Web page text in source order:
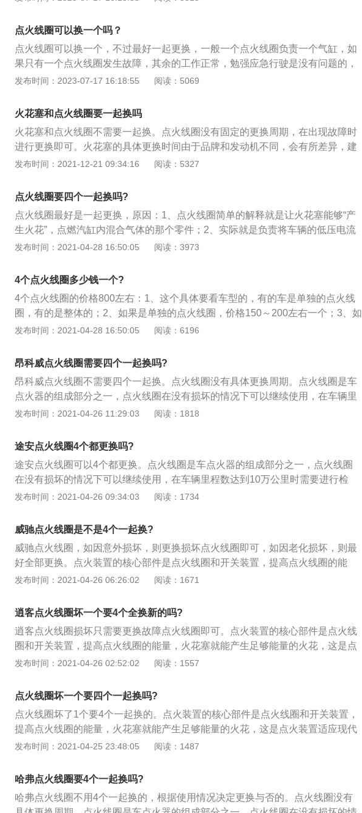
螺栓将点火线圈固定牢靠，并插上各气缸对应的点火线圈插头，将插口插销向内
推至锁止位置。6、安装完成后测试点火线圈是否正常工作，如一切正常，将发
动机罩装回发动机即可完成。
产生较强的磁场，铁芯储存磁场能；2、当开关装置使初级线圈电路断开时，初
级线圈的磁场迅速衰减，次级线圈会感应出较高的电压；3、初级线圈的磁场消
失速度越快，电流断开瞬间的电流越大，两个线圈的匝比越大，则次级线圈感应
出来的电压越高。
点火线圈可以换一个吗？
点火线圈可以换一个，不过最好一起更换，一般一个点火线圈负责一个气缸，如
果只有一个点火线圈发生故障，其余的工作正常，勉强应急行驶是没有问题的，
但对车的发动机、机座和连接部件等都非常不利，如果再有一个点火线圈罢工，
低压电变成高电压，是由于有与普通变压器相同的形式，初级线圈与次级线圈的
匝数比大。点火线圈工作方式却与普通变压器不一样，普通变压器是连续工作
的，点火线圈则是断续工作的，其根据发动机不同的转速以不同的频率反复进行
储能及放能。
发布时间：2023-07-17 16:18:55 阅读：5069
火花塞和点火线圈要一起换吗
火花塞和点火线圈不需要一起换。点火线圈没有固定的更换周期，在出现故障时
进行更换即可。火花塞的具体更换时间由于品牌和发动机不同，会有所差异，建
议按照使用手册进行，大致的可参考普通的镍合金火花塞2万公里左右需要更换
行更换。
发布时间：2021-12-21 09:34:16 阅读：5327
点火线圈要四个一起换吗?
点火线圈最好是一起更换，原因：1、点火线圈简单的解释就是让火花塞能够“产
生火花”，点燃汽缸内混合气体的那个零件；2、实际就是负责将车辆的低压电流
转变成高压电的一个变压器，正常情况下是每个汽缸配有一套点火线圈和火花
视，如果出现什么异常，一定要慎重对待。点火线圈的损坏比较容易判断，当车
辆在行驶中突然发动机出现不正常的抖动（行驶较长的公里数后），同时伴有动
力上的明显缺失，这时你就要考虑有可能是点火线圈的问题了。点火线圈一旦出
现异常，就会造成火花塞不工作，继而这个汽缸的混合气体就不会爆燃，车辆在
失去一个汽缸的情况，动力的缺失就是自然的了。
发布时间：2021-04-28 16:50:05 阅读：3973
4个点火线圈多少钱一个?
4个点火线圈的价格800左右：1、这个具体要看车型的，有的车是单独的点火线
圈，有的是整体的；2、如果是单独的点火线圈，价格150～200左右一个；3、如
果是整体的带缸线的，价格200左右，如果整体的那种，和标志车型一样的那
发布时间：2021-04-28 16:50:05 阅读：6196
昂科威点火线圈需要四个一起换吗?
昂科威点火线圈不需要四个一起换。点火线圈没有具体更换周期。点火线圈是车
点火器的组成部分之一，点火线圈在没有损坏的情况下可以继续使用，在车辆里
程数达到10万公里时需要进行检测。点火线圈的更换步骤如下：1、打开发动机
电源插头；使用螺丝刀轻轻翘起来，取出点火线圈；3、放入新的点火线圈并紧
固螺丝；接上电源插头后见将顶部盖板盖好。
发布时间：2021-04-26 11:29:03 阅读：1818
途安点火线圈4个都更换吗?
途安点火线圈可以4个都更换。点火线圈是车点火器的组成部分之一，点火线圈
在没有损坏的情况下可以继续使用，在车辆里程数达到10万公里时需要进行检
测。点火线圈的更换步骤如下：1、打开发动机顶部点火线圈盖子；使用内五角
来，取出点火线圈；3、放入新的点火线圈并紧固螺丝；接上电源插头后见将顶
部盖板盖好。
发布时间：2021-04-26 09:34:03 阅读：1734
威驰点火线圈是不是4个一起换?
威驰点火线圈，如因意外损坏，则更换损坏点火线圈即可，如因老化损坏，则最
好全部更换。点火装置的核心部件是点火线圈和开关装置，提高点火线圈的能
量，火花塞就能产生足够能量的火花，这是点火装置适应现代发动机运行的基本
五角扳手拆下点火线圈固定螺丝；3、取下点火线圈电源插头；4、使用螺丝刀轻
轻翘起来，取出点火线圈；5、放入新的点火线圈并紧固螺丝；6、接上电源插头
后见将顶部盖板盖好。
发布时间：2021-04-26 06:26:02 阅读：1671
逍客点火线圈坏一个要4个全换新的吗?
逍客点火线圈损坏只需要更换故障点火线圈即可。点火装置的核心部件是点火线
圈和开关装置，提高点火线圈的能量，火花塞就能产生足够能量的火花，这是点
火装置适应现代发动机运行的基本条件。点火线圈的拆装步骤如下：1、打开发
火线圈电源插头；4、使用螺丝刀轻轻翘起来，取出点火线圈；5、放入新的点火
线圈并紧固螺丝；6、接上电源插头后见将顶部盖板盖好。
发布时间：2021-04-26 02:52:02 阅读：1557
点火线圈坏一个要四个一起换吗?
点火线圈坏了1个要4个一起换的。点火装置的核心部件是点火线圈和开关装置，
提高点火线圈的能量，火花塞就能产生足够能量的火花，这是点火装置适应现代
发动机运行的基本条件。点火线圈的拆装步骤如下：1、打开发动机顶部点火线
头；4、使用螺丝刀轻轻翘起来，取出点火线圈；5、放入新的点火线圈并紧固螺
丝；6、接上电源插头后见将顶部盖板盖好。
发布时间：2021-04-25 23:48:05 阅读：1487
哈弗点火线圈要4个一起换吗?
哈弗点火线圈不用4个一起换的，根据使用情况决定更换与否的。点火线圈没有